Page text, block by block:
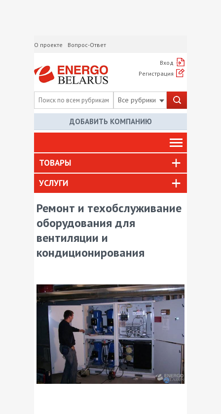
О проекте Вопрос-Ответ
Вход
Регистрация
Все рубрики
ДОБАВИТЬ КОМПАНИЮ
ТОВАРЫ
УСЛУГИ
Ремонт и техобслуживание
оборудования для
вентиляции и
кондиционирования